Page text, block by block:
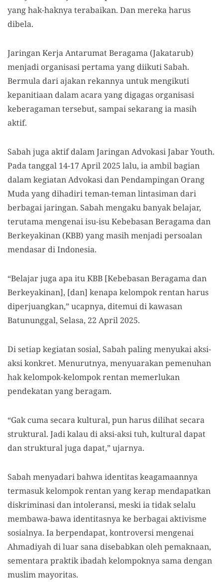
yang hak-haknya terabaikan. Dan mereka harus
dibela.
Jaringan Kerja Antarumat Beragama (Jakatarub)
menjadi organisasi pertama yang diikuti Sabah.
Bermula dari ajakan rekannya untuk mengikuti
kepanitiaan dalam acara yang digagas organisasi
keberagaman tersebut, sampai sekarang ia masih
aktif.
Sabah juga aktif dalam Jaringan Advokasi Jabar Youth.
Pada tanggal 14-17 April 2025 lalu, ia ambil bagian
dalam kegiatan Advokasi dan Pendampingan Orang
Muda yang dihadiri teman-teman lintasiman dari
berbagai jaringan. Sabah mengaku banyak belajar,
terutama mengenai isu-isu Kebebasan Beragama dan
Berkeyakinan (KBB) yang masih menjadi persoalan
mendasar di Indonesia.
“Belajar juga apa itu KBB [Kebebasan Beragama dan
Berkeyakinan], [dan] kenapa kelompok rentan harus
diperjuangkan,” ucapnya, ditemui di kawasan
Batununggal, Selasa, 22 April 2025.
Di setiap kegiatan sosial, Sabah paling menyukai aksi-
aksi konkret. Menurutnya, menyuarakan pemenuhan
hak kelompok-kelompok rentan memerlukan
pendekatan yang beragam.
“Gak cuma secara kultural, pun harus dilihat secara
struktural. Jadi kalau di aksi-aksi tuh, kultural dapat
dan struktural juga dapat,” ujarnya.
Sabah menyadari bahwa identitas keagamaannya
termasuk kelompok rentan yang kerap mendapatkan
diskriminasi dan intoleransi, meski ia tidak selalu
membawa-bawa identitasnya ke berbagai aktivisme
sosialnya. Ia berpendapat, kontroversi mengenai
Ahmadiyah di luar sana disebabkan oleh pemaknaan,
sementara praktik ibadah kelompoknya sama dengan
muslim mayoritas.